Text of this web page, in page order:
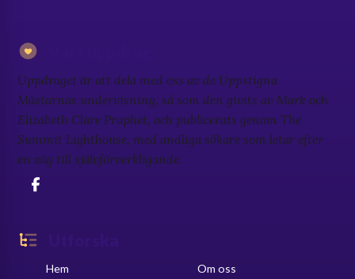
Uppdraget är att dela med oss av de Uppstigna
Mästarnas undervisning, så som den givits av Mark och
Elizabeth Clare Prophet, och publicerats genom The
Summit Lighthouse, med andliga sökare som letar efter
en väg till självförverkligande.
Hem Om oss